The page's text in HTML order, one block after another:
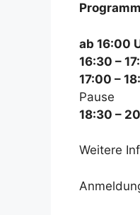
Programm
ab 16:00
16:30 –
17:00 –
Pause
18:30 –
Weitere